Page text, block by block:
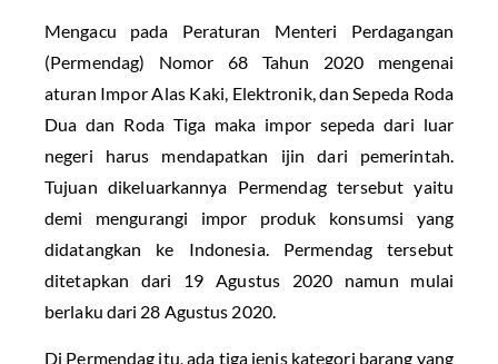
Mengacu pada Peraturan Menteri Perdagangan
(Permendag) Nomor 68 Tahun 2020 mengenai
aturan Impor Alas Kaki, Elektronik, dan Sepeda Roda
Dua dan Roda Tiga maka impor sepeda dari luar
negeri harus mendapatkan ijin dari pemerintah.
Tujuan dikeluarkannya Permendag tersebut yaitu
demi mengurangi impor produk konsumsi yang
didatangkan ke Indonesia. Permendag tersebut
ditetapkan dari 19 Agustus 2020 namun mulai
berlaku dari 28 Agustus 2020.
Di Permendag itu, ada tiga jenis kategori barang yang